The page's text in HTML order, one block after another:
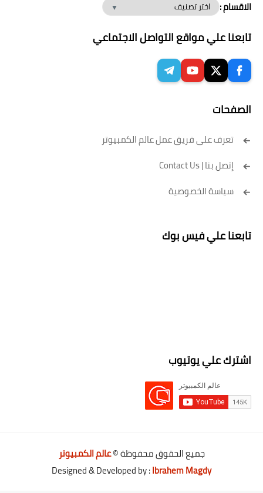
الاقسام :
تابعنا علي مواقع التواصل الاجتماعي
الصفحات
تعرف على فريق عمل عالم الكمبيوتر
إتصل بنا | Contact Us
سياسة الخصوصية
تابعنا علي فيس بوك
اشترك علي يوتيوب
جميع الحقوق محفوظة ©عالم الكمبيوتر
Designed & Developed by :Ibrahem Magdy